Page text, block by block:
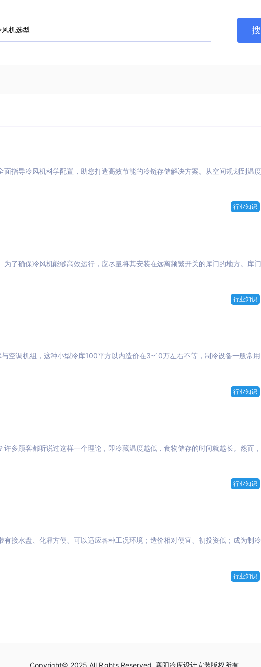
指导冷风机科学配置，助您打造高效节能的冷链存储解决方案。从空间规划到温度
行业知识
了确保冷风机能够高效运行，应尽量将其安装在远离频繁开关的库门的地方。库门
行业知识
空调机组，这种小型冷库100平方以内造价在3~10万左右不等，制冷设备一般常用
行业知识
多顾客都听说过这样一个理论，即冷藏温度越低，食物储存的时间就越长。然而，
行业知识
接水盘、化霜方便、可以适应各种工况环境；造价相对便宜、初投资低；成为制冷
行业知识
Copyright© 2025 All Rights Reserved. 襄阳冷库设计安装版权所有